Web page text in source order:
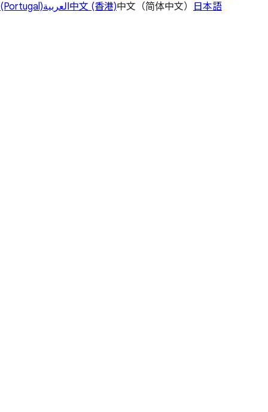
(Portugal)العربية中文 (香港)中文（简体中文） 日本語